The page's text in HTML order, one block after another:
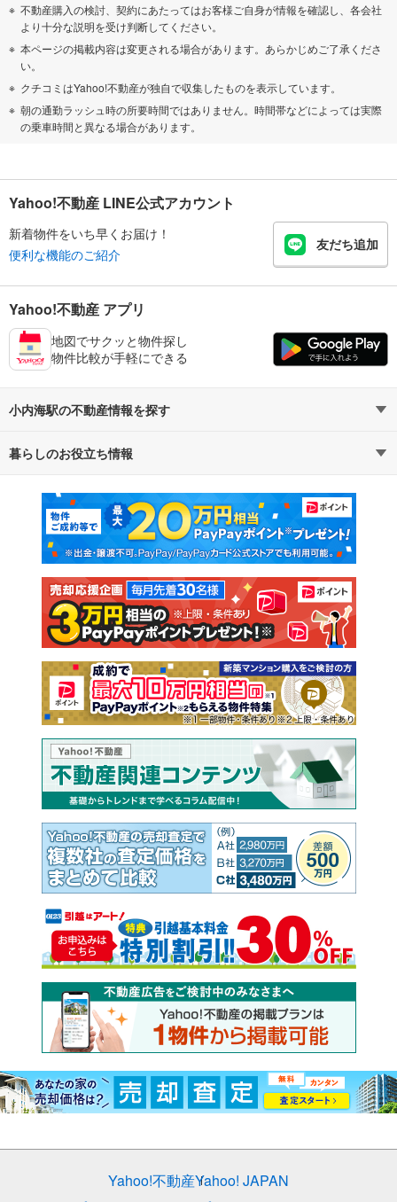
不動産購入の検討、契約にあたってはお客様ご自身が情報を確認し、各会社
より十分な説明を受け判断してください。
本ページの掲載内容は変更される場合があります。あらかじめご了承くださ
い。
クチコミはYahoo!不動産が独自で収集したものを表示しています。
朝の通勤ラッシュ時の所要時間ではありません。時間帯などによっては実際
の乗車時間と異なる場合があります。
Yahoo!不動産 LINE公式アカウント
新着物件をいち早くお届け！
便利な機能のご紹介
友だち追加
Yahoo!不動産 アプリ
地図でサクッと物件探し
物件比較が手軽にできる
小内海駅の不動産情報を探す
不動産・住宅
新築マンション 中古マンション
新築一戸建て 中古一戸建て
注文住宅 土地
売却査定
暮らしのお役立ち情報
マンションカタログ 教えて！住まいの先生
Yahoo!不動産Yahoo! JAPAN